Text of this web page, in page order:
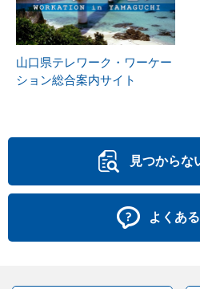
山口県テレワーク・ワーケー
ション総合案内サイト
見つからな
よくあ